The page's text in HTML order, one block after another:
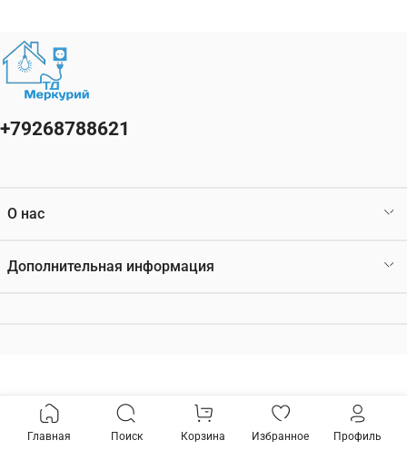
О нас
Дополнительная информация
+79268788621
Главная Поиск Корзина Избранное Профиль